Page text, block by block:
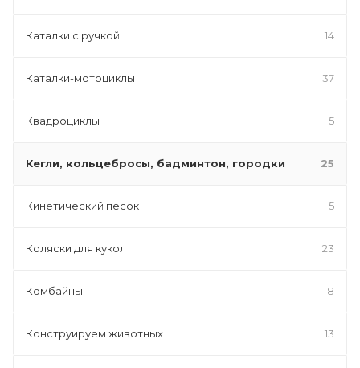
Каталки с ручкой 14
Каталки-мотоциклы 37
Квадроциклы 5
Кегли, кольцебросы, бадминтон, городки 25
Кинетический песок 5
Коляски для кукол 23
Комбайны 8
Конструируем животных 13